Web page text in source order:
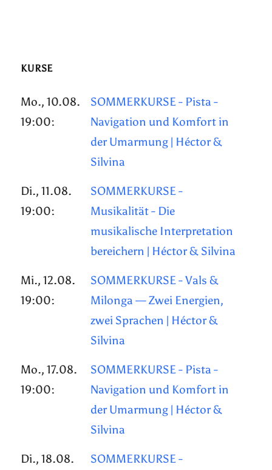
KURSE
Mo., 10.08.
19:00:
SOMMERKURSE - Pista -
Navigation und Komfort in
der Umarmung | Héctor &
Silvina
Di., 11.08.
19:00:
SOMMERKURSE -
Musikalität - Die
musikalische Interpretation
bereichern | Héctor & Silvina
Mi., 12.08.
19:00:
SOMMERKURSE - Vals &
Milonga — Zwei Energien,
zwei Sprachen | Héctor &
Silvina
Mo., 17.08.
19:00:
SOMMERKURSE - Pista -
Navigation und Komfort in
der Umarmung | Héctor &
Silvina
Di., 18.08.
SOMMERKURSE -